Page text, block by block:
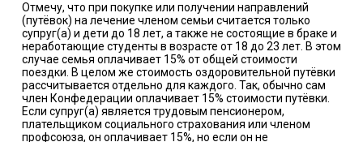
Отмечу, что при покупке или получении направлений
(путёвок) на лечение членом семьи считается только
супруг(а) и дети до 18 лет, а также не состоящие в браке и
неработающие студенты в возрасте от 18 до 23 лет. В этом
случае семья оплачивает 15% от общей стоимости
поездки. В целом же стоимость оздоровительной путёвки
рассчитывается отдельно для каждого. Так, обычно сам
член Конфедерации оплачивает 15% стоимости путёвки.
Если супруг(а) является трудовым пенсионером,
плательщиком социального страхования или членом
профсоюза, он оплачивает 15%, но если он не